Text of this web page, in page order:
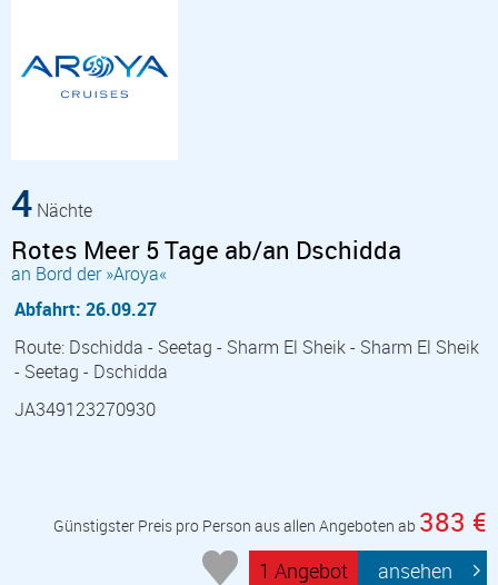
4 Nächte
Rotes Meer 5 Tage ab/an Dschidda
an Bord der »Aroya«
Abfahrt: 26.09.27
Route: Dschidda - Seetag - Sharm El Sheik - Sharm El Sheik
- Seetag - Dschidda
JA349123270930
Günstigster Preis pro Person aus allen Angeboten ab 383 €
1 Angebot ansehen